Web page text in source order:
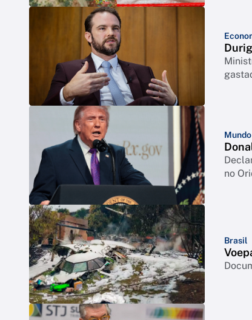
Mundo
no
Brasil